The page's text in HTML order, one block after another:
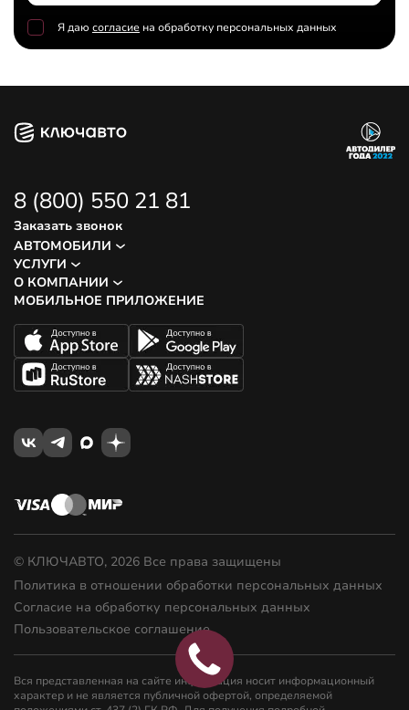
Я даю согласие на обработку персональных данных
8 (800) 550 21 81
Заказать звонок
АВТОМОБИЛИ
УСЛУГИ
О КОМПАНИИ
МОБИЛЬНОЕ ПРИЛОЖЕНИЕ
© КЛЮЧАВТО, 2026 Все права защищены
Политика в отношении обработки персональных данных
Согласие на обработку персональных данных
Пользовательское соглашение
Вся представленная на сайте информация носит информационный
характер и не является публичной офертой, определяемой